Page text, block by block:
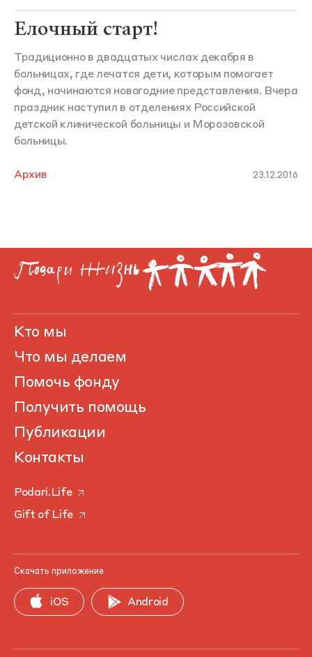
Елочный старт!
Традиционно в двадцатых числах декабря в
больницах, где лечатся дети, которым помогает
фонд, начинаются новогодние представления. Вчера
праздник наступил в отделениях Российской
детской клинической больницы и Морозовской
больницы.
Архив 23.12.2016
Кто мы
Что мы делаем
Помочь фонду
Получить помощь
Публикации
Контакты
Podari.Life
Gift of Life
Скачать приложение
iOS Android